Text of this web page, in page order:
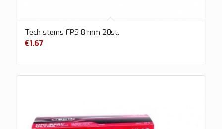
Tech stems FPS 8 mm 20st.
€1.67